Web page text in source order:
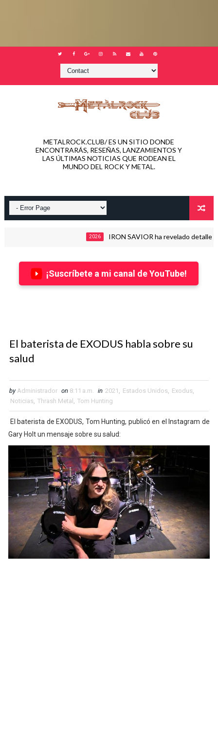
METALROCK.CLUB/ ES UN SITIO DONDE
ENCONTRARÁS, RESEÑAS, LANZAMIENTOS Y
LAS ÚLTIMAS NOTICIAS QUE RODEAN EL
MUNDO DEL ROCK Y METAL.
IRON SAVIOR ha revelado detalles de su
¡Suscríbete a mi canal de YouTube!
El baterista de EXODUS habla sobre su
salud
by Administrador on 8:11 a.m. in 2021 , Estados Unidos, Exodus,
Noticias, Thrash Metal , Tom Hunting
El baterista de EXODUS, Tom Hunting, publicó en el Instagram de
Gary Holt un mensaje sobre su salud: